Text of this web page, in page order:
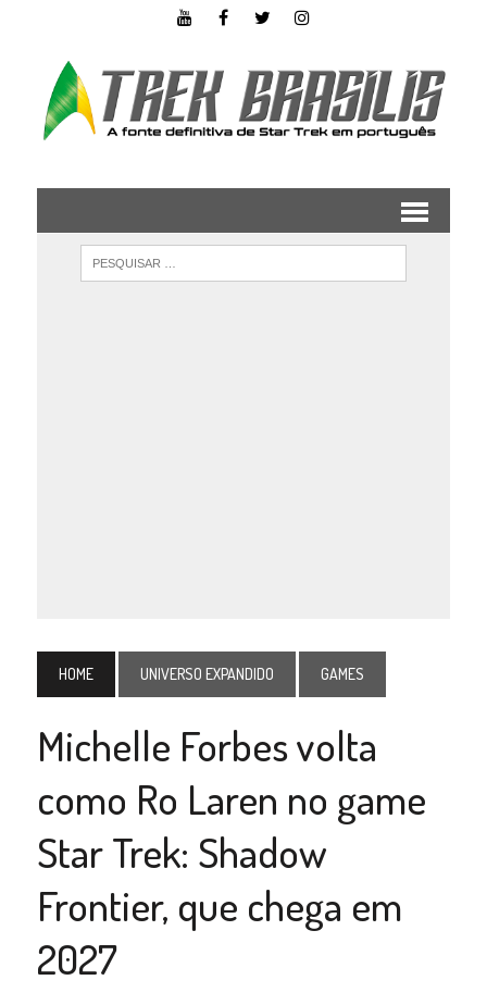
HOME UNIVERSO EXPANDIDO GAMES
Michelle Forbes volta
como Ro Laren no game
Star Trek: Shadow
Frontier, que chega em
2027